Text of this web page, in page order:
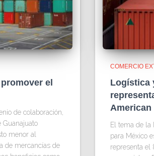
el
de colaboración,
Guanajuato
menor al
de mercancías de
COMERCIO
Logística
American
El tema de la
para México
representa el